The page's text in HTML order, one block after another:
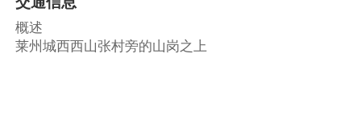
概述
莱州城西西山张村旁的山岗之上